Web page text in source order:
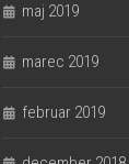
maj 2019
marec 2019
februar 2019